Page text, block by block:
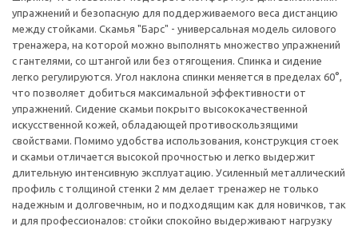
упражнений и безопасную для поддерживаемого веса дистанцию
между стойками. Скамья "Барс" - универсальная модель силового
тренажера, на которой можно выполнять множество упражнений
с гантелями, со штангой или без отягощения. Спинка и сидение
легко регулируются. Угол наклона спинки меняется в пределах 60°,
что позволяет добиться максимальной эффективности от
упражнений. Сидение скамьи покрыто высококачественной
искусственной кожей, обладающей противоскользящими
свойствами. Помимо удобства использования, конструкция стоек
и скамьи отличается высокой прочностью и легко выдержит
длительную интенсивную эксплуатацию. Усиленный металлический
профиль с толщиной стенки 2 мм делает тренажер не только
надежным и долговечным, но и подходящим как для новичков, так
и для профессионалов: стойки спокойно выдерживают нагрузку